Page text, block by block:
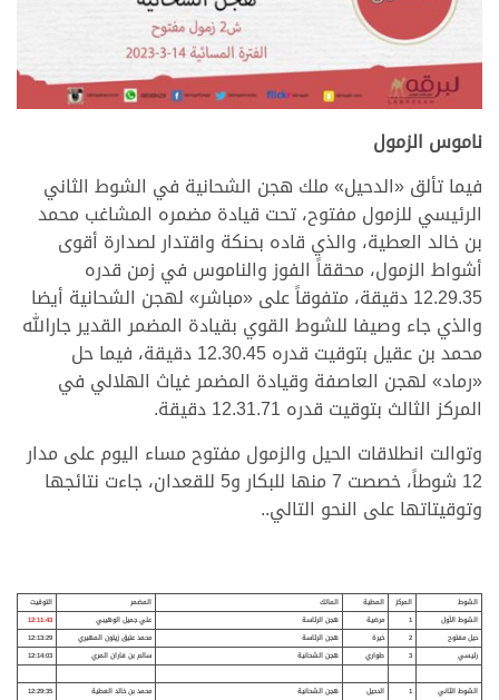
ناموس الزمول
فيما تألق «الدحيل» ملك هجن الشحانية في الشوط الثاني
الرئيسي للزمول مفتوح، تحت قيادة مضمره المشاغب محمد
بن خالد العطية، والذي قاده بحنكة واقتدار لصدارة أقوى
أشواط الزمول، محققاً الفوز والناموس في زمن قدره
12.29.35 دقيقة، متفوقاً على «مباشر» لهجن الشحانية أيضا
والذي جاء وصيفا للشوط القوي بقيادة المضمر القدير جارالله
محمد بن عقيل بتوقيت قدره 12.30.45 دقيقة، فيما حل
«رماد» لهجن العاصفة وقيادة المضمر غياث الهلالي في
المركز الثالث بتوقيت قدره 12.31.71 دقيقة.
وتوالت انطلاقات الحيل والزمول مفتوح مساء اليوم على مدار
12 شوطاً، خصصت 7 منها للبكار و5 للقعدان، جاءت نتائجها
وتوقيتاتها على النحو التالي..
الشوط المركز المطية المالك المضمر
التوقيت
الشوط الأول
1 مرضية هجن الرئاسة علي جميل الوهيبي
12:11:43
حيل مفتوح
2 خيرة هجن الرئاسة محمد عتيق زيتون المهيري
12:13:29
رئيسي
3 طواري هجن الشحانية سالم بن فاران المري 12:14:03
الشوط الثاني 1 الدحيل هجن الشحانية محمد بن خالد العطية
12:29:35